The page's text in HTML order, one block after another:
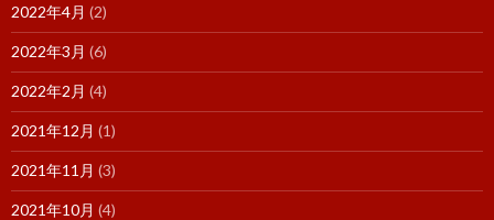
2022年4月 (2)
2022年3月 (6)
2022年2月 (4)
2021年12月 (1)
2021年11月 (3)
2021年10月 (4)